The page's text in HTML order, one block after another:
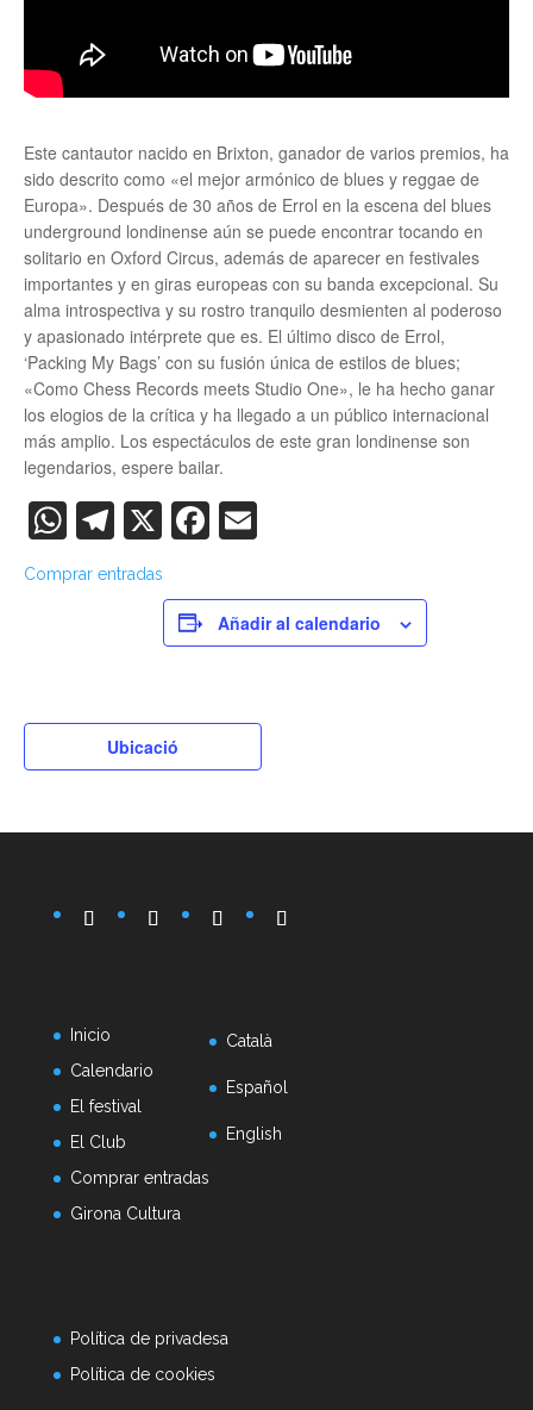
Este cantautor nacido en Brixton, ganador de varios premios, ha
sido descrito como «el mejor armónico de blues y reggae de
Europa». Después de 30 años de Errol en la escena del blues
underground londinense aún se puede encontrar tocando en
solitario en Oxford Circus, además de aparecer en festivales
importantes y en giras europeas con su banda excepcional. Su
alma introspectiva y su rostro tranquilo desmienten al poderoso
y apasionado intérprete que es. El último disco de Errol,
‘Packing My Bags’ con su fusión única de estilos de blues;
«Como Chess Records meets Studio One», le ha hecho ganar
los elogios de la crítica y ha llegado a un público internacional
más amplio. Los espectáculos de este gran londinense son
legendarios, espere bailar.
WhatsApp
Telegram
X Facebook
Comprar entradas
Añadir al calendario
Ubicació
Inicio
Calendario
El festival
El Club
Comprar entradas
Girona Cultura
Català
Español
English
Política de privadesa
Política de cookies